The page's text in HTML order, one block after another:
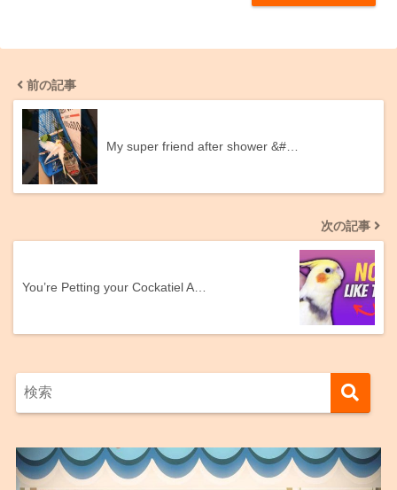
前の記事
My super friend after shower &#…
次の記事
You’re Petting your Cockatiel A…